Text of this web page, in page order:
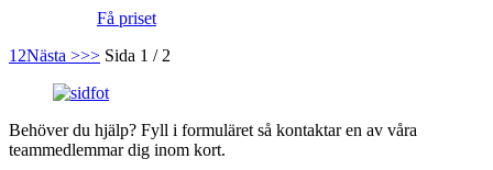
Få priset
1 2Nästa >>> Sida 1 / 2
Behöver du hjälp? Fyll i formuläret så kontaktar en av våra
teammedlemmar dig inom kort.